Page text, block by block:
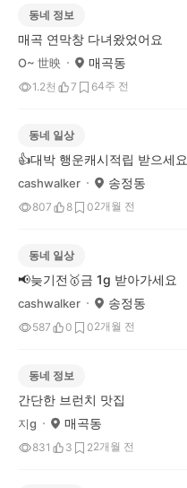
동네 정보
매곡 연막창 다녀왔었어요
O~ 世映 매곡동
1.2천 7 64주 전
동네 일상
👍대박 행운캐시적립 받으세요
cashwalker 송정동
807 8 02개월 전
동네 일상
📢늦기전🥇금 1g 받아가세요
cashwalker 송정동
587 0 02개월 전
동네 정보
간단한 브런치 맛집
지g 매곡동
831 3 22개월 전